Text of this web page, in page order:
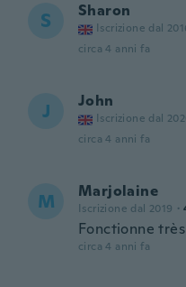
S Sharon
Iscrizione dal
circa 4 anni fa
J John
Iscrizione dal
circa 4 anni fa
M Marjolaine
Iscrizione dal 2019 ·
Fonctionne
circa 4 anni fa